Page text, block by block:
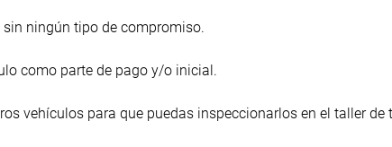
ningún tipo de compromiso.
como parte de pago y/o inicial.
vehículos para que puedas inspeccionarlos en el taller de